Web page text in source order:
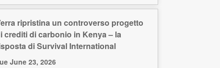
ripristina un controverso progetto
crediti di carbonio in Kenya – la
di Survival International
June 23, 2026